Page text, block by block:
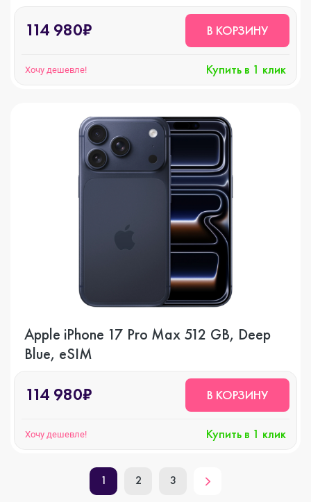
114 980₽ В КОРЗИНУ
Хочу дешевле! Купить в 1 клик
Apple iPhone 17 Pro Max 512 GB, Deep
Blue, eSIM
114 980₽ В КОРЗИНУ
Хочу дешевле! Купить в 1 клик
1 2 3